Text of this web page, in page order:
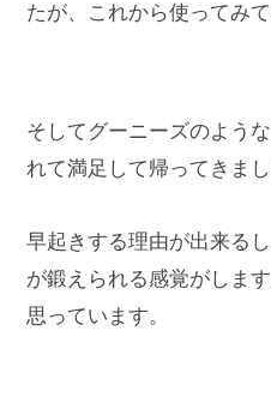
たが、これから使ってみ
そしてグーニーズのよう
れて満足して帰ってきまし
早起きする理由が出来る
が鍛えられる感覚がしま
思っています。